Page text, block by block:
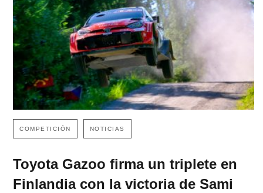
COMPETICIÓN NOTICIAS
Toyota Gazoo firma un triplete en
Finlandia con la victoria de Sami